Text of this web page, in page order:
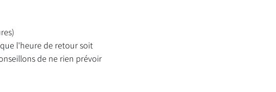
l'heure de retour soit
de ne rien prévoir